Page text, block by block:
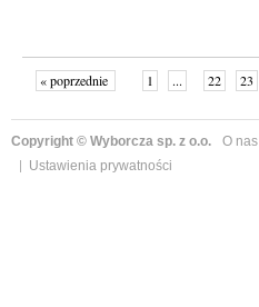
« poprzednie 1 ... 22 23
Copyright © Wyborcza sp. z o.o. O nas
Ustawienia prywatności